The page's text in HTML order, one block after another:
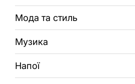
Мода та стиль
Музика
Напої